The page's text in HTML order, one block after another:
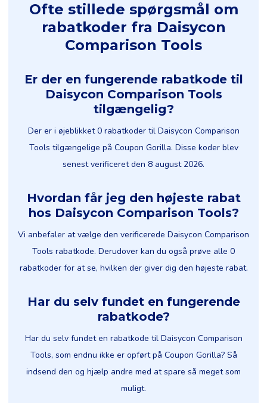
Ofte stillede spørgsmål om
rabatkoder fra Daisycon
Comparison Tools
Er der en fungerende rabatkode til
Daisycon Comparison Tools
tilgængelig?
Der er i øjeblikket 0 rabatkoder til Daisycon Comparison
Tools tilgængelige på Coupon Gorilla. Disse koder blev
senest verificeret den 8 august 2026.
Hvordan får jeg den højeste rabat
hos Daisycon Comparison Tools?
Vi anbefaler at vælge den verificerede Daisycon Comparison
Tools rabatkode. Derudover kan du også prøve alle 0
rabatkoder for at se, hvilken der giver dig den højeste rabat.
Har du selv fundet en fungerende
rabatkode?
Har du selv fundet en rabatkode til Daisycon Comparison
Tools, som endnu ikke er opført på Coupon Gorilla? Så
indsend den og hjælp andre med at spare så meget som
muligt.